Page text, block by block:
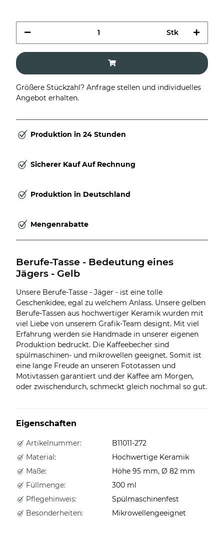
Stk
Größere Stückzahl? Anfrage stellen und individuelles
Angebot erhalten.
Produktion in 24 Stunden
Sicherer Kauf Auf Rechnung
Produktion in Deutschland
Mengenrabatte
Berufe-Tasse - Bedeutung eines
Jägers - Gelb
Unsere Berufe-Tasse - Jäger - ist eine tolle
Geschenkidee, egal zu welchem Anlass. Unsere gelben
Berufe-Tassen aus hochwertiger Keramik wurden mit
viel Liebe von unserem Grafik-Team designt. Mit viel
Erfahrung werden sie Handmade in unserer eigenen
Produktion bedruckt. Die Kaffeebecher sind
spülmaschinen- und mikrowellen geeignet. Somit ist
eine lange Freude an unseren Fototassen und
Motivtassen garantiert und der Kaffee am Morgen,
oder zwischendurch, schmeckt gleich nochmal so gut.
Eigenschaften
Artikelnummer:
B11011-272
Material:
Hochwertige Keramik
Maße:
Höhe 95 mm, Ø 82 mm
Füllmenge:
300 ml
Pflegehinweis:
Spülmaschinenfest
Besonderheiten:
Mikrowellengeeignet